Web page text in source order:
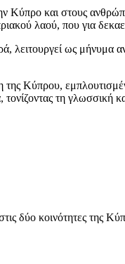
και στους
λαού, που για
ως μήνυμα
Κύπρου,
τη γλωσσική
δύο κοινότητες της